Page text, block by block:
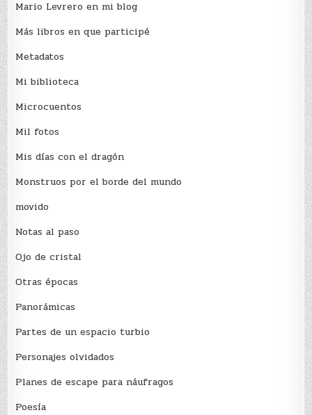
Mario Levrero en mi blog
Más libros en que participé
Metadatos
Mi biblioteca
Microcuentos
Mil fotos
Mis días con el dragón
Monstruos por el borde del mundo
movido
Notas al paso
Ojo de cristal
Otras épocas
Panorámicas
Partes de un espacio turbio
Personajes olvidados
Planes de escape para náufragos
Poesía